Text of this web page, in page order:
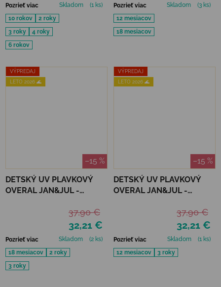
Pozrieť viac Skladom
(1 ks)
10 rokov
2 roky
3 roky
4 roky
6 rokov
Pozrieť viac Skladom
(3 ks)
12 mesiacov
18 mesiacov
VÝPREDAJ
LETO 2026 🌊
–15 %
DETSKÝ UV PLAVKOVÝ
OVERAL JAN&JUL -
32,21 €
37,90 €
Pozrieť viac Skladom
(2 ks)
18 mesiacov
2 roky
3 roky
VÝPREDAJ
LETO 2026 🌊
–15 %
DETSKÝ UV PLAVKOVÝ
OVERAL JAN&JUL -
32,21 €
37,90 €
Pozrieť viac Skladom
(1 ks)
12 mesiacov
3 roky